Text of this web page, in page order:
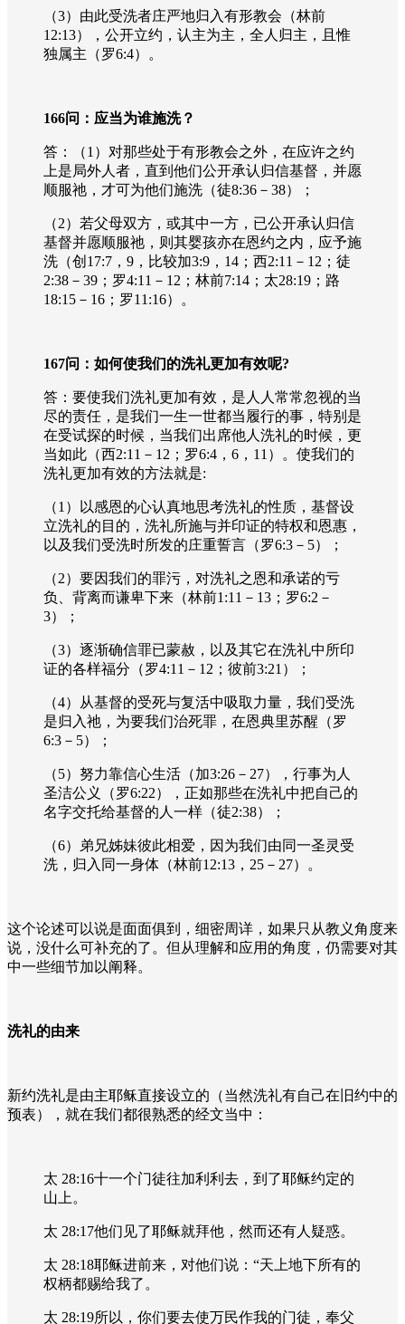
（3）由此受洗者庄严地归入有形教会（林前
12:13），公开立约，认主为主，全人归主，且惟
独属主（罗6:4）。
166问：应当为谁施洗？
答：（1 ）对那些处于有形教会之外，在应许之约
上是局外人者，直到他们公开承认归信基督，并愿
顺服祂，才可为他们施洗（徒8:36 － 38）；
（2）若父母双方，或其中一方，已公开承认归信
基督并愿顺服祂，则其婴孩亦在恩约之内，应予施
洗（创 17:7 ， 9 ，比较加3:9 ， 14 ；西2:11 － 12 ；徒
2:38 － 39 ；罗4:11 － 12 ；林前7:14 ；太28:19 ；路
18:15 － 16 ；罗11:16）。
167问：如何使我们的洗礼更加有效呢?
答：要使我们洗礼更加有效，是人人常常忽视的当
尽的责任，是我们一生一世都当履行的事，特别是
在受试探的时候，当我们出席他人洗礼的时候，更
当如此（西2:11 － 12 ；罗6:4 ， 6 ， 11 ）。使我们的
洗礼更加有效的方法就是:
（1 ）以感恩的心认真地思考洗礼的性质，基督设
立洗礼的目的，洗礼所施与并印证的特权和恩惠，
以及我们受洗时所发的庄重誓言（罗6:3 － 5）；
（2）要因我们的罪污，对洗礼之恩和承诺的亏
负、背离而谦卑下来（林前1:11 － 13 ；罗6:2 －
3）；
（3）逐渐确信罪已蒙赦，以及其它在洗礼中所印
证的各样福分（罗4:11 － 12 ；彼前3:21 ）；
（4）从基督的受死与复活中吸取力量，我们受洗
是归入祂，为要我们治死罪，在恩典里苏醒（罗
6:3 － 5）；
（5）努力靠信心生活（加3:26 － 27），行事为人
圣洁公义（罗6:22），正如那些在洗礼中把自己的
名字交托给基督的人一样（徒2:38）；
（6）弟兄姊妹彼此相爱，因为我们由同一圣灵受
洗，归入同一身体（林前12:13 ， 25 － 27）。
这个论述可以说是面面俱到，细密周详，如果只从教义角度来
说，没什么可补充的了。但从理解和应用的角度，仍需要对其
中一些细节加以阐释。
洗礼的由来
新约洗礼是由主耶稣直接设立的（当然洗礼有自己在旧约中的
预表），就在我们都很熟悉的经文当中：
太 28:16十一个门徒往加利利去，到了耶稣约定的
山上。
太 28:17他们见了耶稣就拜他，然而还有人疑惑。
太 28:18耶稣进前来，对他们说：“天上地下所有的
权柄都赐给我了。
太 28:19所以，你们要去使万民作我的门徒，奉父